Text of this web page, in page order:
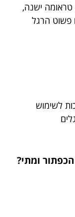
טראומה ישנה,
פשוט הרגל
לשימוש